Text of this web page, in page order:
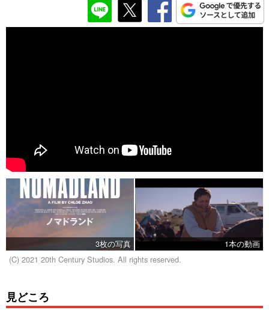
3枚の写真
1本の動画
(C) 2021 20th Century Studios. All rights reserved.
見どころ